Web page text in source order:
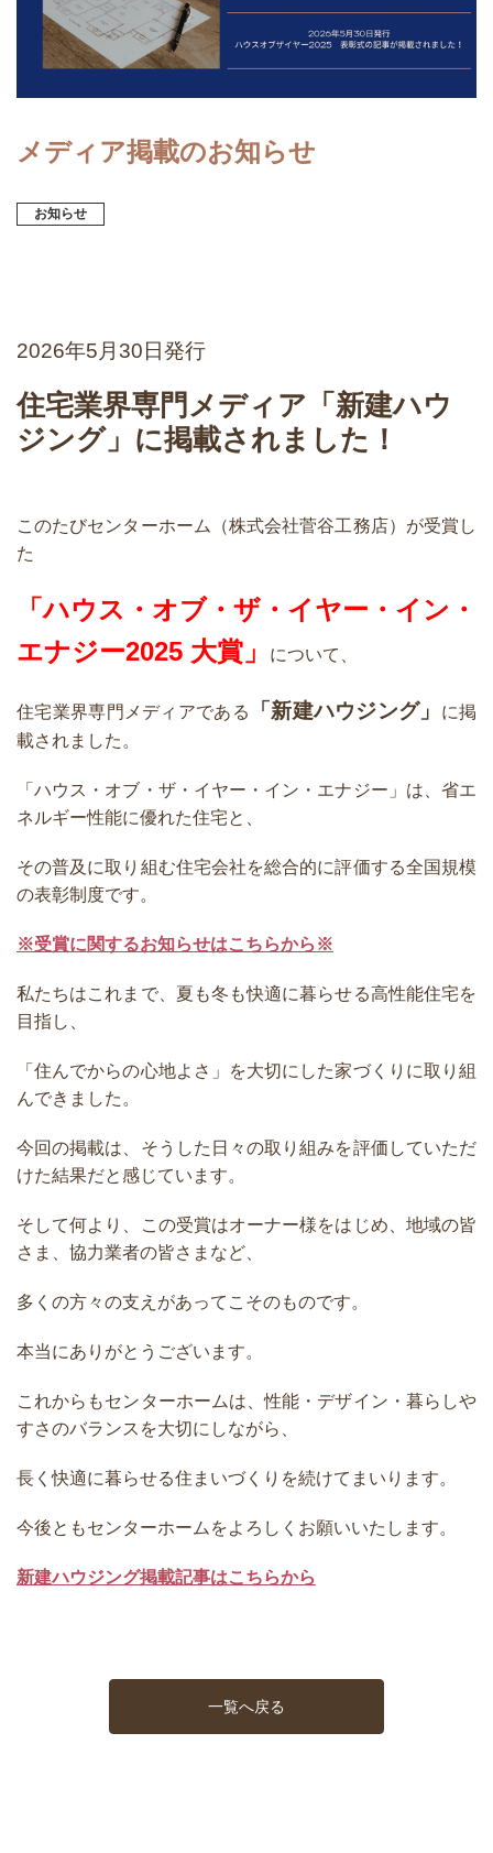
メディア掲載のお知らせ
お知らせ
2026年5月30日発行
住宅業界専門メディア「新建ハウ
ジング」に掲載されました！
このたびセンターホーム（株式会社菅谷工務店）が受賞し
た
「ハウス・オブ・ザ・イヤー・イン・
エナジー2025 大賞」
について、
住宅業界専門メディアである 「新建ハウジング」
に掲
載されました。
「ハウス・オブ・ザ・イヤー・イン・エナジー」は、省エ
ネルギー性能に優れた住宅と、
その普及に取り組む住宅会社を総合的に評価する全国規模
の表彰制度です。
※受賞に関するお知らせはこちらから※
私たちはこれまで、夏も冬も快適に暮らせる高性能住宅を
目指し、
「住んでからの心地よさ」を大切にした家づくりに取り組
んできました。
今回の掲載は、そうした日々の取り組みを評価していただ
けた結果だと感じています。
そして何より、この受賞はオーナー様をはじめ、地域の皆
さま、協力業者の皆さまなど、
多くの方々の支えがあってこそのものです。
本当にありがとうございます。
これからもセンターホームは、性能・デザイン・暮らしや
すさのバランスを大切にしながら、
長く快適に暮らせる住まいづくりを続けてまいります。
今後ともセンターホームをよろしくお願いいたします。
新建ハウジング掲載記事はこちらから
一覧へ戻る